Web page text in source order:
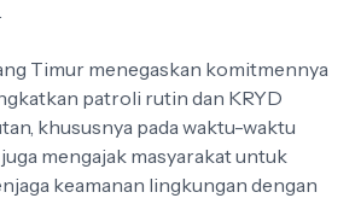
Timur menegaskan komitmennya
patroli rutin dan KRYD
khususnya pada waktu-waktu
mengajak masyarakat untuk
keamanan lingkungan dengan